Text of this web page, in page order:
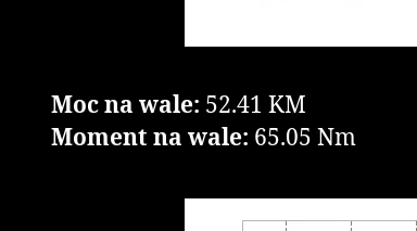
Moc na wale: 52.41 KM
Moment na wale: 65.05 Nm